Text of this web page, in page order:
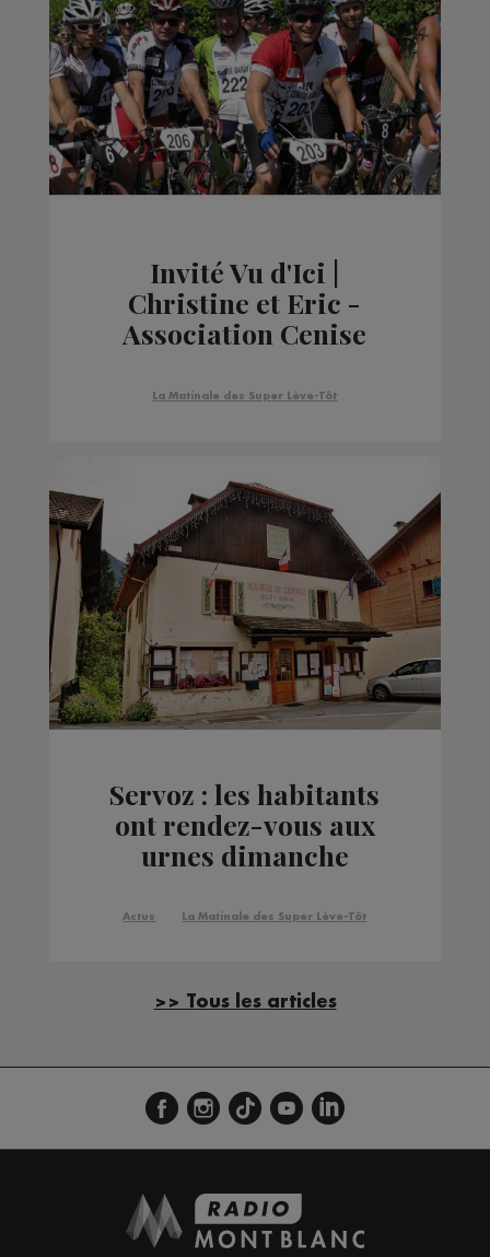
Invité Vu d'Ici |
Christine et Eric -
Association Cenise
La Matinale des Super Lève-Tôt
Servoz : les habitants
ont rendez-vous aux
urnes dimanche
Actus La Matinale des Super Lève-Tôt
>> Tous les articles